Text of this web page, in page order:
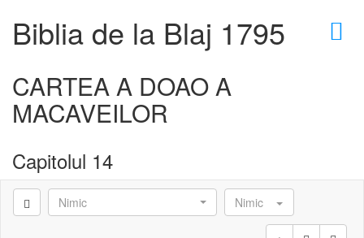
×
Biblia de la Blaj 1795
CARTEA A DOAO A
MACAVEILOR
Capitolul 14
Nimic Nimic